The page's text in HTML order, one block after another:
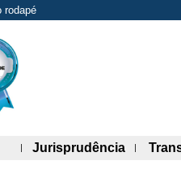
rodapé
painel de links)
Jurisprudência(abre